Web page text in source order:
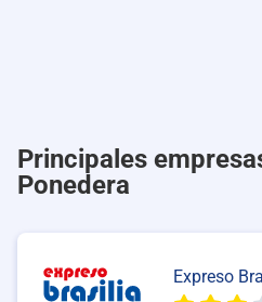
Principales
Ponedera
Expreso